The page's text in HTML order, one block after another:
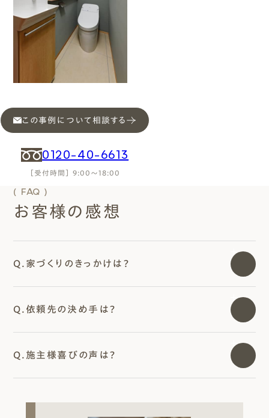
この事例について相談する
0120-40-6613
［受付時間］ 9:00～18:00
( FAQ )
お客様の感想
Q.家づくりのきっかけは？
Q.依頼先の決め手は？
Q.施主様喜びの声は？